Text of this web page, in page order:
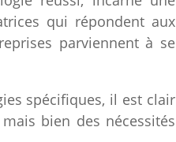
qui répondent aux
parviennent à se
spécifiques, il est clair
bien des nécessités